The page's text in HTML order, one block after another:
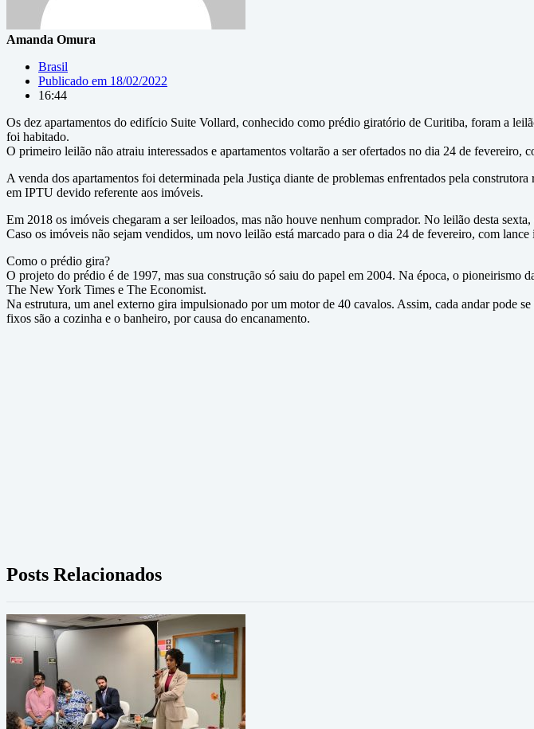
Amanda Omura
Brasil
Publicado em 18/02/2022
16:44
Os dez apartamentos do edifício Suite Vollard, conhecido como prédio giratório de Curitiba, foram a
foi habitado.
O primeiro leilão não atraiu interessados e apartamentos voltarão a ser ofertados no dia 24 de fevereiro,
A venda dos apartamentos foi determinada pela Justiça diante de problemas enfrentados pela
em IPTU devido referente aos imóveis.
Em 2018 os imóveis chegaram a ser leiloados, mas não houve nenhum comprador. No leilão desta
Caso os imóveis não sejam vendidos, um novo leilão está marcado para o dia 24 de fevereiro, com
Como o prédio gira?
O projeto do prédio é de 1997, mas sua construção só saiu do papel em 2004. Na época, o pioneirismo
The New York Times e The Economist.
Na estrutura, um anel externo gira impulsionado por um motor de 40 cavalos. Assim, cada andar pode
fixos são a cozinha e o banheiro, por causa do encanamento.
Posts Relacionados